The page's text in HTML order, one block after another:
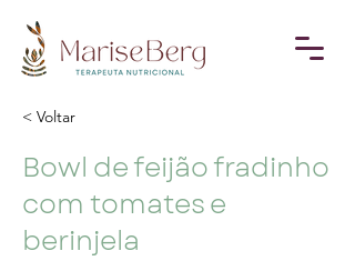
< Voltar
Bowl de feijão fradinho
com tomates e
berinjela